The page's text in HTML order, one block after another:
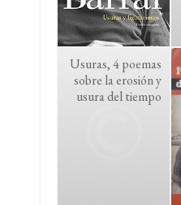
Usuras, 4 poemas
sobre la erosión y
usura del tiempo